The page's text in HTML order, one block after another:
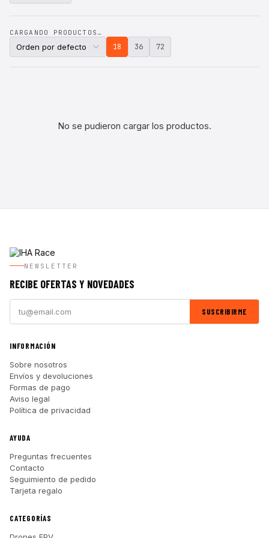
CARGANDO PRODUCTOS…
18 36 72
No se pudieron cargar los productos.
NEWSLETTER
RECIBE OFERTAS Y NOVEDADES
SUSCRIBIRME
INFORMACIÓN
Sobre nosotros
Envíos y devoluciones
Formas de pago
Aviso legal
Política de privacidad
AYUDA
Preguntas frecuentes
Contacto
Seguimiento de pedido
Tarjeta regalo
CATEGORÍAS